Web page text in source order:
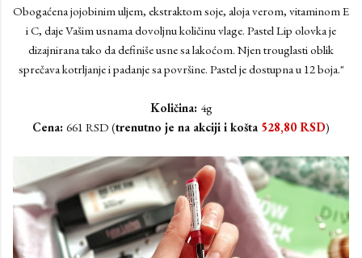
Obogaćena jojobinim uljem, ekstraktom soje, aloja verom, vitaminom E
i C, daje Vašim usnama dovoljnu količinu vlage. Pastel Lip olovka je
dizajnirana tako da definiše usne sa lakoćom. Njen trouglasti oblik
sprečava kotrljanje i padanje sa površine. Pastel je dostupna u 12 boja."
Količina: 4g
Cena: 661 RSD (trenutno je na akciji i košta 528,80 RSD)